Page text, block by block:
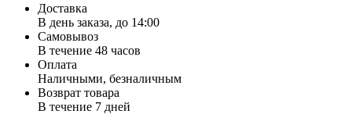
Доставка
В день заказа, до 14:00
Самовывоз
В течение 48 часов
Оплата
Наличными, безналичным
Возврат товара
В течение 7 дней